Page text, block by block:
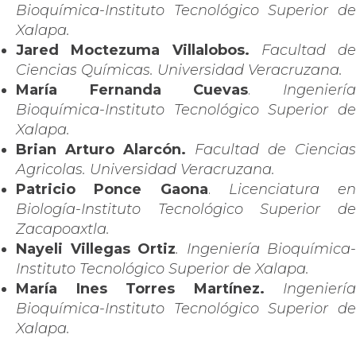
Bioquímica-Instituto Tecnológico Superior de
Xalapa.
Jared Moctezuma Villalobos.
Facultad de
Ciencias Químicas. Universidad Veracruzana.
María Fernanda Cuevas. Ingeniería
Bioquímica-Instituto Tecnológico Superior de
Xalapa.
Brian Arturo Alarcón. Facultad de Ciencias
Agricolas. Universidad Veracruzana.
Patricio Ponce Gaona. Licenciatura en
Biología-Instituto Tecnológico Superior de
Zacapoaxtla.
Nayeli Villegas Ortiz. Ingeniería Bioquímica-
Instituto Tecnológico Superior de Xalapa.
María Ines Torres Martínez. Ingeniería
Bioquímica-Instituto Tecnológico Superior de
Xalapa.